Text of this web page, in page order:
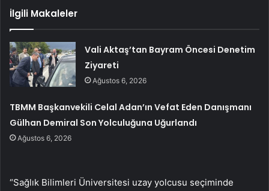
İlgili Makaleler
Vali Aktaş’tan Bayram Öncesi Denetim
Ziyareti
Ağustos 6, 2026
TBMM Başkanvekili Celal Adan’ın Vefat Eden Danışmanı
Gülhan Demiral Son Yolculuğuna Uğurlandı
Ağustos 6, 2026
“Sağlık Bilimleri Üniversitesi uzay yolcusu seçiminde